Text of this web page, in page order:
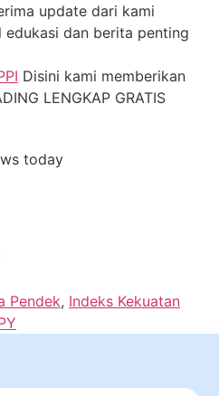
update dari kami
dan berita penting
Disini kami memberikan
LENGKAP GRATIS
today
Pendek, Indeks Kekuatan